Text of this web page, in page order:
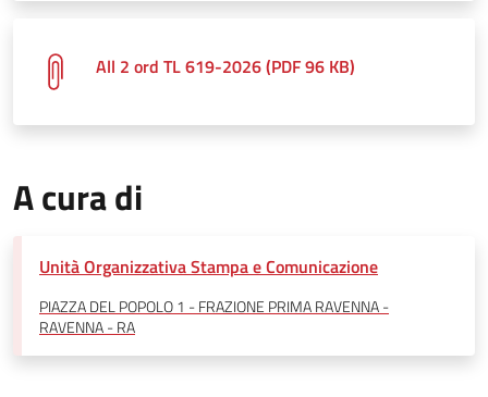
All 2 ord TL 619-2026 (PDF 96 KB)
A cura di
Unità Organizzativa Stampa e Comunicazione
PIAZZA DEL POPOLO 1 - FRAZIONE PRIMA RAVENNA -
RAVENNA - RA